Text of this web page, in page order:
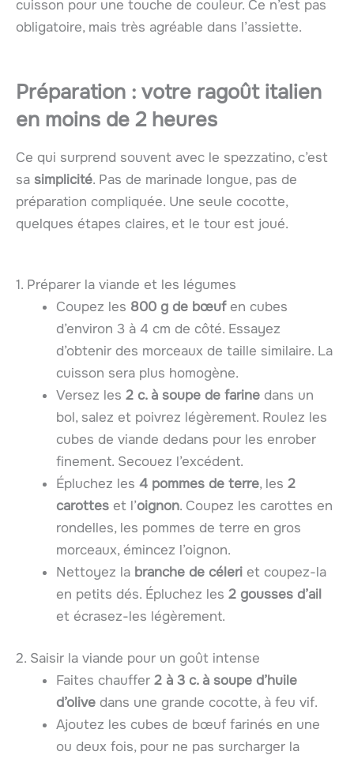
cuisson pour une touche de couleur. Ce n’est pas
obligatoire, mais très agréable dans l’assiette.
Préparation : votre ragoût italien
en moins de 2 heures
Ce qui surprend souvent avec le spezzatino, c’est
sa simplicité. Pas de marinade longue, pas de
préparation compliquée. Une seule cocotte,
quelques étapes claires, et le tour est joué.
1. Préparer la viande et les légumes
Coupez les 800 g de bœufen cubes
d’environ 3 à 4 cm de côté. Essayez
d’obtenir des morceaux de taille similaire. La
cuisson sera plus homogène.
Versez les 2 c. à soupe de farine dans un
bol, salez et poivrez légèrement. Roulez les
cubes de viande dedans pour les enrober
finement. Secouez l’excédent.
Épluchez les 4 pommes de terre, les 2
carottes et l’oignon. Coupez les carottes en
rondelles, les pommes de terre en gros
morceaux, émincez l’oignon.
Nettoyez la branche de céleri et coupez-la
en petits dés. Épluchez les 2 gousses d’ail
et écrasez-les légèrement.
2. Saisir la viande pour un goût intense
Faites chauffer 2 à 3 c. à soupe d’huile
d’olive dans une grande cocotte, à feu vif.
Ajoutez les cubes de bœuf farinés en une
ou deux fois, pour ne pas surcharger la